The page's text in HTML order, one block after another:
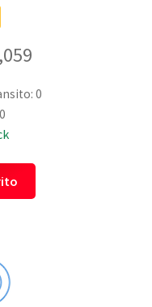
0